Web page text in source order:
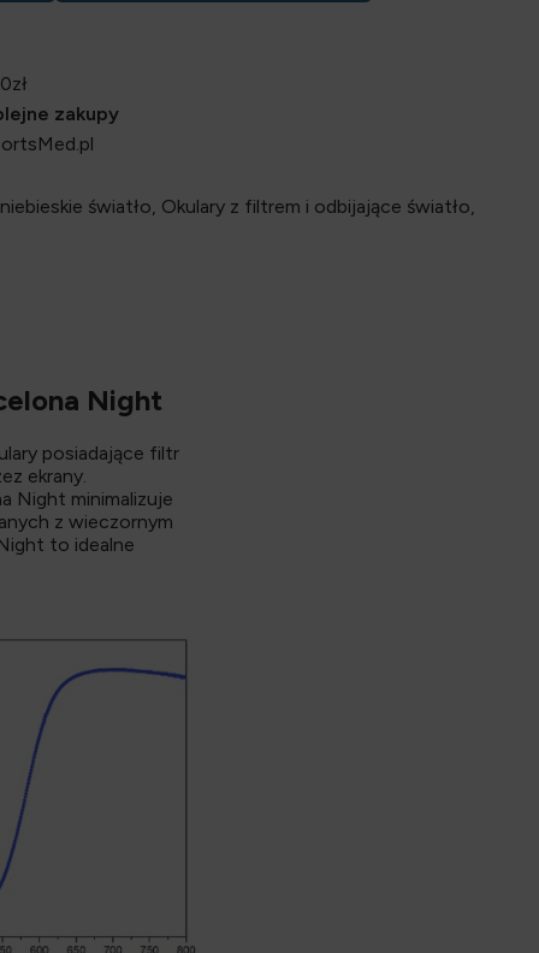
zakupy
światło, Okulary z filtrem i odbijające światło,
Night
posiadające filtr
ekrany.
Night minimalizuje
z wieczornym
to idealne